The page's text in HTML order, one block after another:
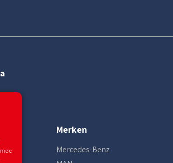
Merken
Mercedes-Benz